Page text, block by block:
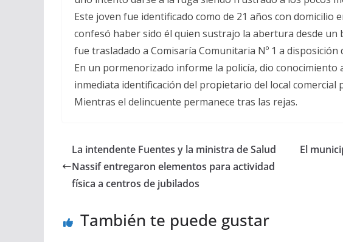
Este joven fue identificado como de 21 años con domicilio
confesó haber sido él quien sustrajo la abertura desde un
fue trasladado a Comisaría Comunitaria Nº 1 a disposición
En un pormenorizado informe la policía, dio conocimiento
inmediata identificación del propietario del local comercial
Mientras el delincuente permanece tras las rejas.
La intendente Fuentes y la ministra de Salud
Nassif entregaron elementos para actividad
física a centros de jubilados
El
También te puede gustar